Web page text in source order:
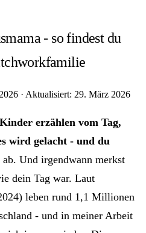
- so findest du
· Aktualisiert: 29. März 2026
erzählen vom Tag,
wird gelacht - und du
ab. Und irgendwann merkst
dein Tag war. Laut
leben rund 1,1 Millionen
- und in meiner Arbeit